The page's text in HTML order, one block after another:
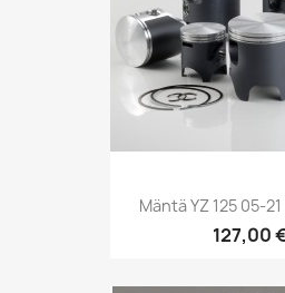
Mäntä YZ 125 05-
127,00